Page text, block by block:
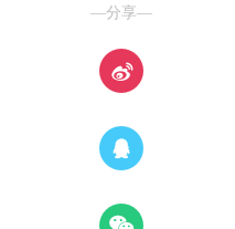
—分享—